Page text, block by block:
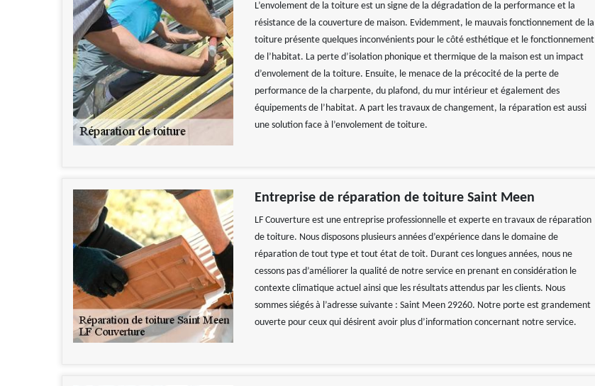
L’envolement de la toiture est un signe de la dégradation de la performance et la
résistance de la couverture de maison. Evidemment, le mauvais fonctionnement de la
toiture présente quelques inconvénients pour le côté esthétique et le fonctionnement
de l’habitat. La perte d’isolation phonique et thermique de la maison est un impact
d’envolement de la toiture. Ensuite, le menace de la précocité de la perte de
performance de la charpente, du plafond, du mur intérieur et également des
équipements de l’habitat. A part les travaux de changement, la réparation est aussi
une solution face à l’envolement de toiture.
Entreprise de réparation de toiture Saint Meen
LF Couverture est une entreprise professionnelle et experte en travaux de réparation
de toiture. Nous disposons plusieurs années d’expérience dans le domaine de
réparation de tout type et tout état de toit. Durant ces longues années, nous ne
cessons pas d’améliorer la qualité de notre service en prenant en considération le
contexte climatique actuel ainsi que les résultats attendus par les clients. Nous
sommes siégés à l’adresse suivante : Saint Meen 29260. Notre porte est grandement
ouverte pour ceux qui désirent avoir plus d’information concernant notre service.